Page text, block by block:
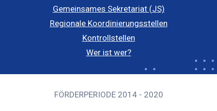
Gemeinsames Sekretariat (JS)
Regionale Koordinierungsstellen
Kontrollstellen
Wer ist wer?
FÖRDERPERIODE 2014 - 2020